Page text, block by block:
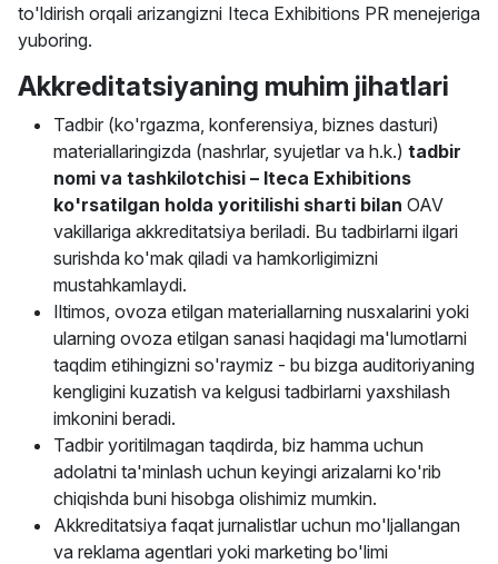
to'ldirish orqali arizangizni Iteca Exhibitions PR menejeriga
yuboring.
Akkreditatsiyaning muhim jihatlari
Tadbir (ko'rgazma, konferensiya, biznes dasturi)
materiallaringizda (nashrlar, syujetlar va h.k.) tadbir
nomi va tashkilotchisi – Iteca Exhibitions
ko'rsatilgan holda yoritilishi sharti bilan OAV
vakillariga akkreditatsiya beriladi. Bu tadbirlarni ilgari
surishda ko'mak qiladi va hamkorligimizni
mustahkamlaydi.
Iltimos, ovoza etilgan materiallarning nusxalarini yoki
ularning ovoza etilgan sanasi haqidagi ma'lumotlarni
taqdim etihingizni so'raymiz - bu bizga auditoriyaning
kengligini kuzatish va kelgusi tadbirlarni yaxshilash
imkonini beradi.
Tadbir yoritilmagan taqdirda, biz hamma uchun
adolatni ta'minlash uchun keyingi arizalarni ko'rib
chiqishda buni hisobga olishimiz mumkin.
Akkreditatsiya faqat jurnalistlar uchun mo'ljallangan
va reklama agentlari yoki marketing bo'limi